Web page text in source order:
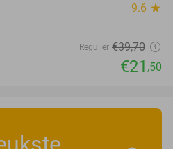
9.6 star
Regulier €39,70
€21 ,50